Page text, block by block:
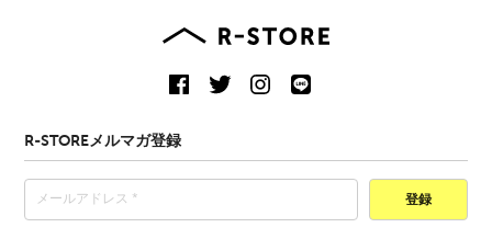
R-STOREメルマガ登録
登録